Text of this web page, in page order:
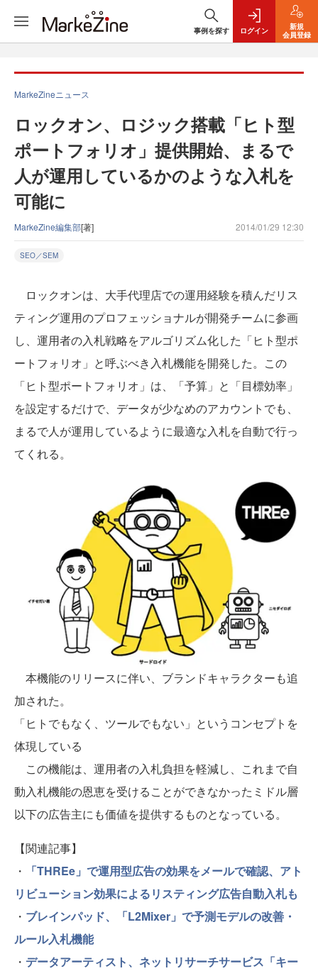
事例を探す ログイン
新規
会員登録
MarkeZineニュース
ロックオン、ロジック搭載「ヒト型
ポートフォリオ」提供開始、まるで
人が運用しているかのような入札を
可能に
MarkeZine編集部[著] 2014/01/29 12:30
SEO／SEM
ロックオンは、大手代理店での運用経験を積んだリス
ティング運用のプロフェッショナルが開発チームに参画
し、運用者の入札戦略をアルゴリズム化した「ヒト型ポ
ートフォリオ」と呼ぶべき入札機能を開発した。この
「ヒト型ポートフォリオ」は、「予算」と「目標効率」
を設定するだけで、データが少なめのアカウントでも、
まるで人が運用しているように最適な入札を自動で行っ
てくれる。
本機能のリリースに伴い、ブランドキャラクターも追
加された。
「ヒトでもなく、ツールでもない」というコンセプトを
体現している
この機能は、運用者の入札負担を軽減し、これまで自
動入札機能の恩恵を受けることができなかったミドル層
以下の広告主にも価値を提供するものとなっている。
【関連記事】
・
「THREe」で運用型広告の効果をメールで確認、アト
リビューション効果によるリスティング広告自動入札も
・ ブレインパッド、「L2Mixer」で予測モデルの改善・
ルール入札機能
・ データアーティスト、ネットリサーチサービス「キー